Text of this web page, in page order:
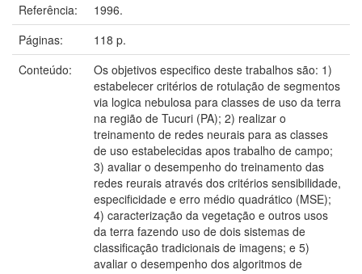
Referência:
1996.
Páginas:
118 p.
Conteúdo:
Os objetivos especifico deste trabalhos são: 1)
estabelecer critérios de rotulação de segmentos
via logica nebulosa para classes de uso da terra
na região de Tucuri (PA); 2) realizar o
treinamento de redes neurais para as classes
de uso estabelecidas apos trabalho de campo;
3) avaliar o desempenho do treinamento das
redes reurais através dos critérios sensibilidade,
especificidade e erro médio quadrático (MSE);
4) caracterização da vegetação e outros usos
da terra fazendo uso de dois sistemas de
classificação tradicionais de imagens; e 5)
avaliar o desempenho dos algoritmos de